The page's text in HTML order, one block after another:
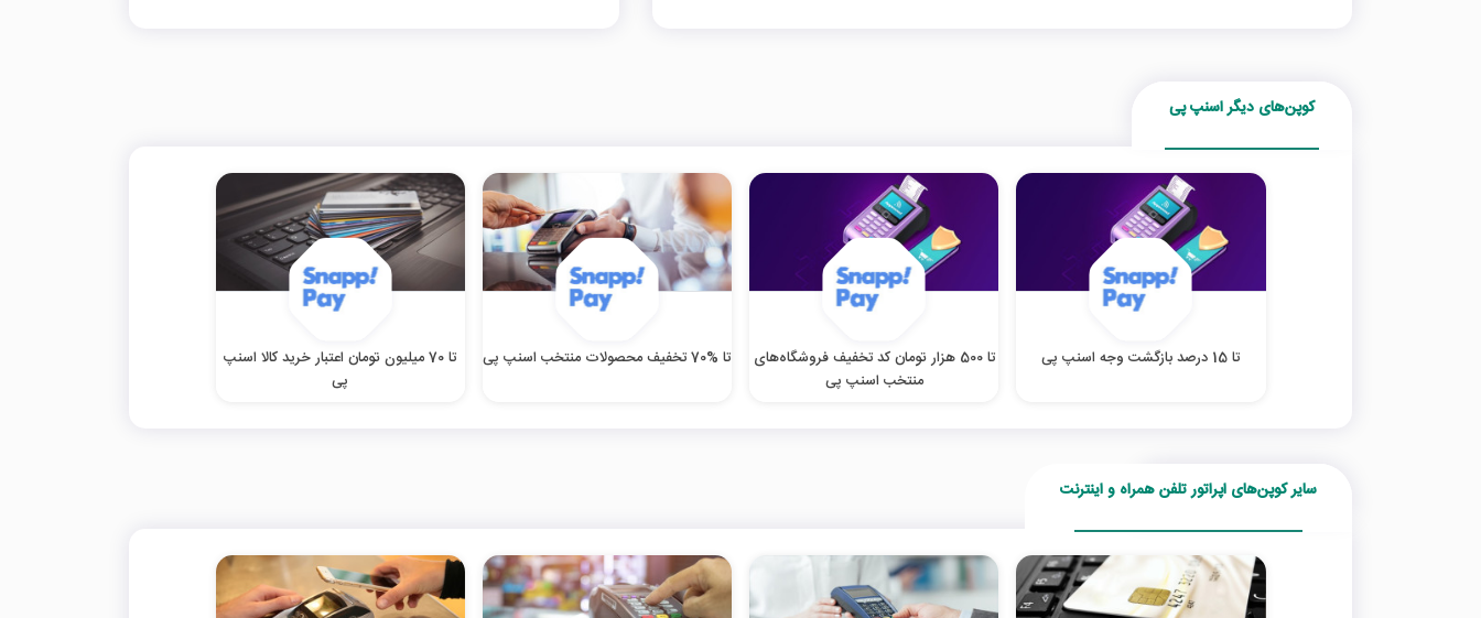
کوپن‌های دیگر اسنپ پی
تا 15 درصد بازگشت وجه اسنپ پی
تا 500 هزار تومان کد تخفیف فروشگاه‌های
منتخب اسنپ پی
تا %70 تخفیف محصولات منتخب اسنپ پی
تا 70 میلیون تومان اعتبار خرید کالا اسنپ
پی
سایر کوپن‌های اپراتور تلفن همراه و اینترنت